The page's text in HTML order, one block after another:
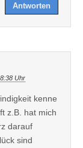
Antworten
Uhr
kenne
z.B. hat mich
darauf
sind